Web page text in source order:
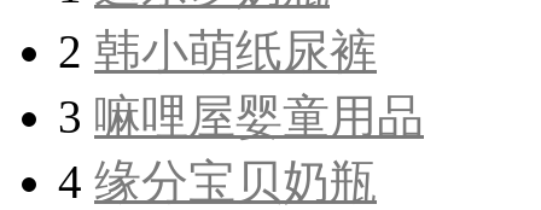
2 韩小萌纸尿裤
3 嘛哩屋婴童用品
4 缘分宝贝奶瓶